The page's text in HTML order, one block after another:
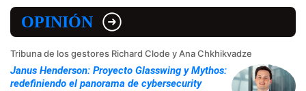
OPINIÓN
Tribuna de los gestores Richard Clode y Ana Chkhikvadze
Janus Henderson: Proyecto Glasswing y Mythos:
redefiniendo el panorama de cybersecurity